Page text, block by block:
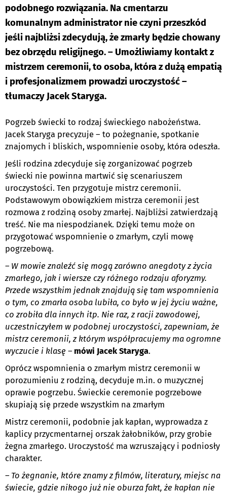
podobnego rozwiązania. Na cmentarzu
komunalnym administrator nie czyni przeszkód
jeśli najbliżsi zdecydują, że zmarły będzie chowany
bez obrzędu religijnego. – Umożliwiamy kontakt z
mistrzem ceremonii, to osoba, która z dużą empatią
i profesjonalizmem prowadzi uroczystość –
tłumaczy Jacek Staryga.
Pogrzeb świecki to rodzaj świeckiego nabożeństwa.
Jacek Staryga precyzuje – to pożegnanie, spotkanie
znajomych i bliskich, wspomnienie osoby, która odeszła.
Jeśli rodzina zdecyduje się zorganizować pogrzeb
świecki nie powinna martwić się scenariuszem
uroczystości. Ten przygotuje mistrz ceremonii.
Podstawowym obowiązkiem mistrza ceremonii jest
rozmowa z rodziną osoby zmarłej. Najbliżsi zatwierdzają
treść. Nie ma niespodzianek. Dzięki temu może on
przygotować wspomnienie o zmarłym, czyli mowę
pogrzebową.
– W mowie znaleźć się mogą zarówno anegdoty z życia
zmarłego, jak i wiersze czy różnego rodzaju aforyzmy.
Przede wszystkim jednak znajdują się tam wspomnienia
o tym, co zmarła osoba lubiła, co było w jej życiu ważne,
co zrobiła dla innych itp. Nie raz, z racji zawodowej,
uczestniczyłem w podobnej uroczystości, zapewniam, że
mistrz ceremonii, z którym współpracujemy ma ogromne
wyczucie i klasę – mówi Jacek Staryga.
Oprócz wspomnienia o zmarłym mistrz ceremonii w
porozumieniu z rodziną, decyduje m.in. o muzycznej
oprawie pogrzebu. Świeckie ceremonie pogrzebowe
skupiają się przede wszystkim na zmarłym
Mistrz ceremonii, podobnie jak kapłan, wyprowadza z
kaplicy przycmentarnej orszak żałobników, przy grobie
żegna zmarłego. Uroczystość ma wzruszający i podniosły
charakter.
– To żegnanie, które znamy z filmów, literatury, miejsc na
świecie, gdzie nikogo już nie oburza fakt, że kapłan nie